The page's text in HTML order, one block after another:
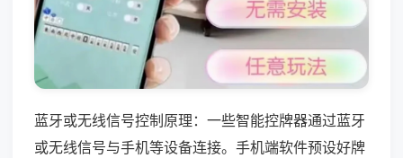
蓝牙或无线信号控制原理：一些智能控牌器通过蓝牙
或无线信号与手机等设备连接。手机端软件预设好牌